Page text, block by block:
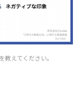
えてください。